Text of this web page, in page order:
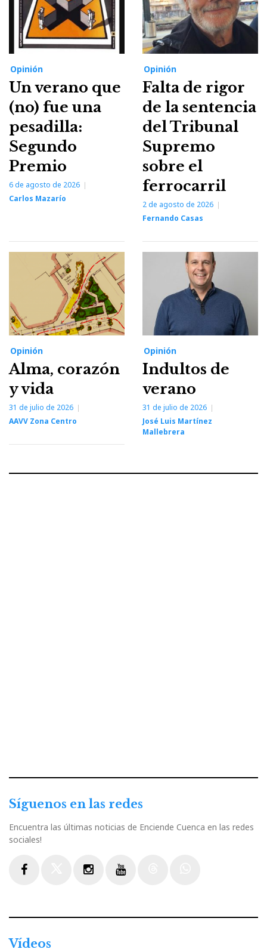
Opinión
Un verano que
(no) fue una
pesadilla:
Segundo
Premio
6 de agosto de 2026
Carlos Mazarío
Opinión
Falta de rigor
de la sentencia
del Tribunal
Supremo
sobre el
ferrocarril
2 de agosto de 2026
Fernando Casas
Opinión
Alma, corazón
y vida
31 de julio de 2026
AAVV Zona Centro
Opinión
Indultos de
verano
31 de julio de 2026
José Luis Martínez
Mallebrera
Síguenos en las redes
Encuentra las últimas noticias de Enciende Cuenca en las redes
sociales!
Vídeos